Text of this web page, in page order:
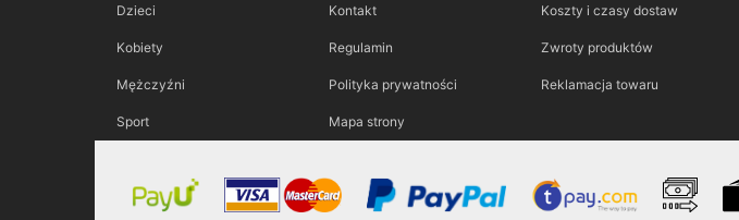
Dzieci
Kobiety
Mężczyźni
Sport
Kontakt
Regulamin
Polityka prywatności
Mapa strony
Koszty i czasy dostaw
Zwroty produktów
Reklamacja towaru